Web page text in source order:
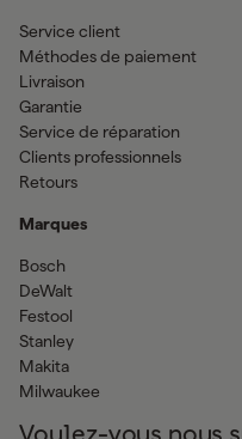
Service client
Méthodes de paiement
Livraison
Garantie
Service de réparation
Clients professionnels
Retours
Marques
Bosch
DeWalt
Festool
Stanley
Makita
Milwaukee